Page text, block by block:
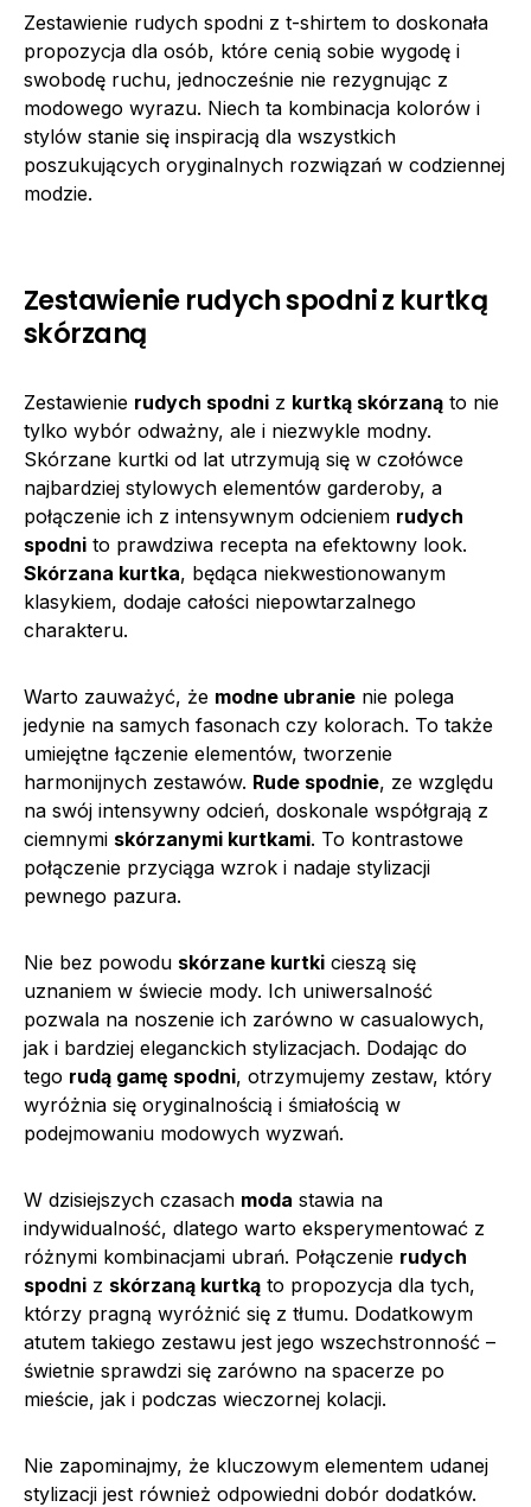
Zestawienie rudych spodni z t-shirtem to doskonała
propozycja dla osób, które cenią sobie wygodę i
swobodę ruchu, jednocześnie nie rezygnując z
modowego wyrazu. Niech ta kombinacja kolorów i
stylów stanie się inspiracją dla wszystkich
poszukujących oryginalnych rozwiązań w codziennej
modzie.
Zestawienie rudych spodni z kurtką
skórzaną
Zestawienie rudych spodni z kurtką skórzaną to nie
tylko wybór odważny, ale i niezwykle modny.
Skórzane kurtki od lat utrzymują się w czołówce
najbardziej stylowych elementów garderoby, a
połączenie ich z intensywnym odcieniem rudych
spodni to prawdziwa recepta na efektowny look.
Skórzana kurtka, będąca niekwestionowanym
klasykiem, dodaje całości niepowtarzalnego
charakteru.
Warto zauważyć, że modne ubranie nie polega
jedynie na samych fasonach czy kolorach. To także
umiejętne łączenie elementów, tworzenie
harmonijnych zestawów. Rude spodnie, ze względu
na swój intensywny odcień, doskonale współgrają z
ciemnymi skórzanymi kurtkami. To kontrastowe
połączenie przyciąga wzrok i nadaje stylizacji
pewnego pazura.
Nie bez powodu skórzane kurtki cieszą się
uznaniem w świecie mody. Ich uniwersalność
pozwala na noszenie ich zarówno w casualowych,
jak i bardziej eleganckich stylizacjach. Dodając do
tego rudą gamę spodni, otrzymujemy zestaw, który
wyróżnia się oryginalnością i śmiałością w
podejmowaniu modowych wyzwań.
W dzisiejszych czasach moda stawia na
indywidualność, dlatego warto eksperymentować z
różnymi kombinacjami ubrań. Połączenie rudych
spodni z skórzaną kurtką to propozycja dla tych,
którzy pragną wyróżnić się z tłumu. Dodatkowym
atutem takiego zestawu jest jego wszechstronność –
świetnie sprawdzi się zarówno na spacerze po
mieście, jak i podczas wieczornej kolacji.
Nie zapominajmy, że kluczowym elementem udanej
stylizacji jest również odpowiedni dobór dodatków.